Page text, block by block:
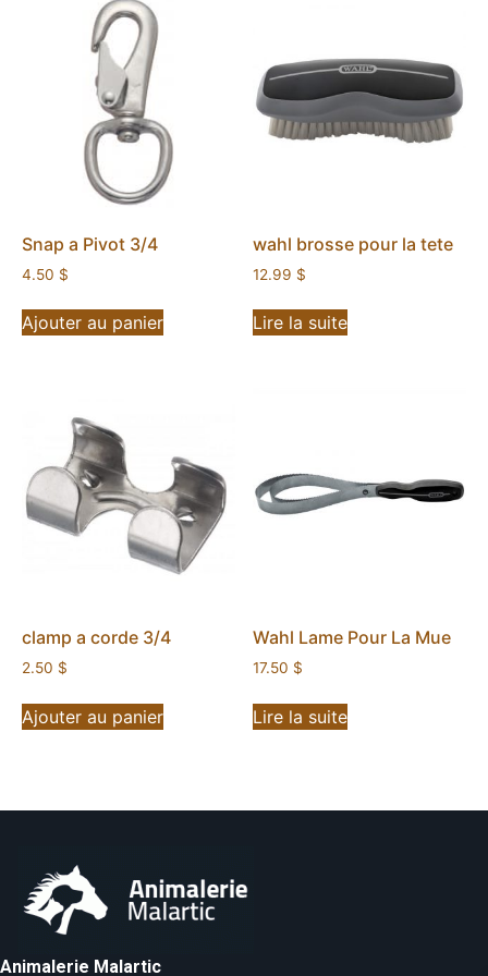
Snap a Pivot 3/4
4.50 $
Ajouter au panier
wahl brosse pour la tete
12.99 $
Lire la suite
clamp a corde 3/4
2.50 $
Ajouter au panier
Wahl Lame Pour La Mue
17.50 $
Lire la suite
Animalerie Malartic